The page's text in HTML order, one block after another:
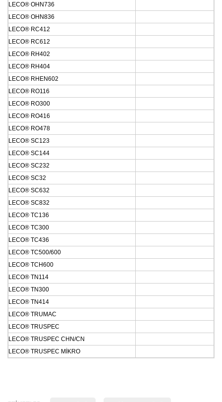
LECO® OHN736
LECO® OHN836
LECO® RC412
LECO® RC612
LECO® RH402
LECO® RH404
LECO® RHEN602
LECO® RO116
LECO® RO300
LECO® RO416
LECO® RO478
LECO® SC123
LECO® SC144
LECO® SC232
LECO® SC32
LECO® SC632
LECO® SC832
LECO® TC136
LECO® TC300
LECO® TC436
LECO® TC500/600
LECO® TCH600
LECO® TN114
LECO® TN300
LECO® TN414
LECO® TRUMAC
LECO® TRUSPEC
LECO® TRUSPEC CHN/CN
LECO® TRUSPEC MİKRO